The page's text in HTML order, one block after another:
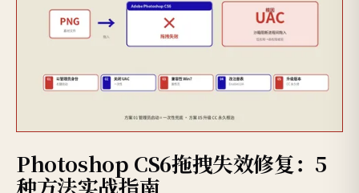
Photoshop CS6拖拽失效修复：5
种方法实战指南